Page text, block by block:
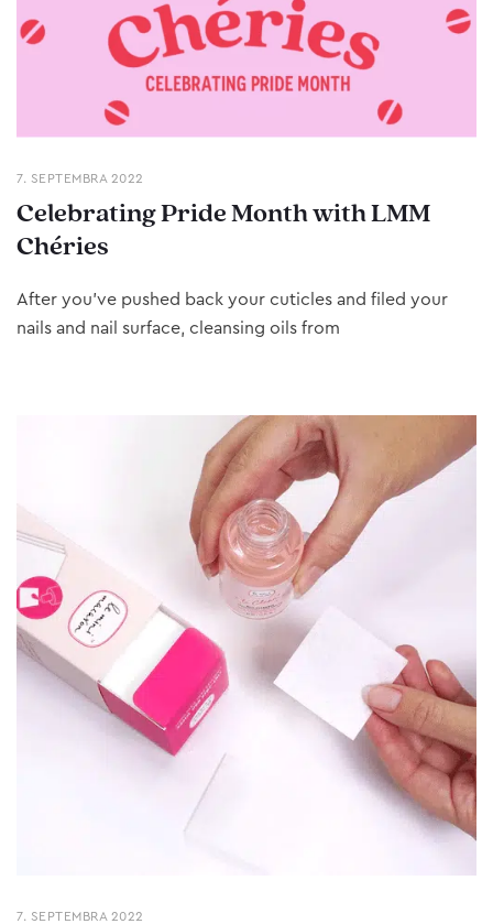
7. SEPTEMBRA 2022
Celebrating Pride Month with LMM
Chéries
After you’ve pushed back your cuticles and filed your
nails and nail surface, cleansing oils from
7. SEPTEMBRA 2022